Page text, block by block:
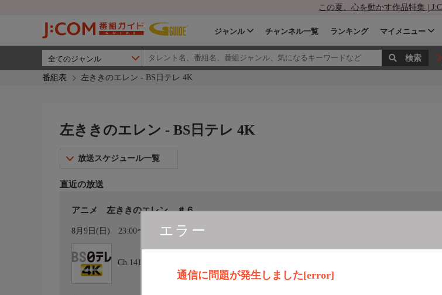
この夏、心を動かす作品特集 |
ジャンル チャンネル一覧 ランキング マイメニュー
番組表 左ききのエレン - BS日テレ 4K
エラー
通信に問題が発生しました[error]
左ききのエレン - BS日テレ 4K
放送スケジュール一覧
直近の放送
アニメ 左ききのエレン ＃６
8月9日(日) 23:00〜23:30 カレンダー登録
Ch.141